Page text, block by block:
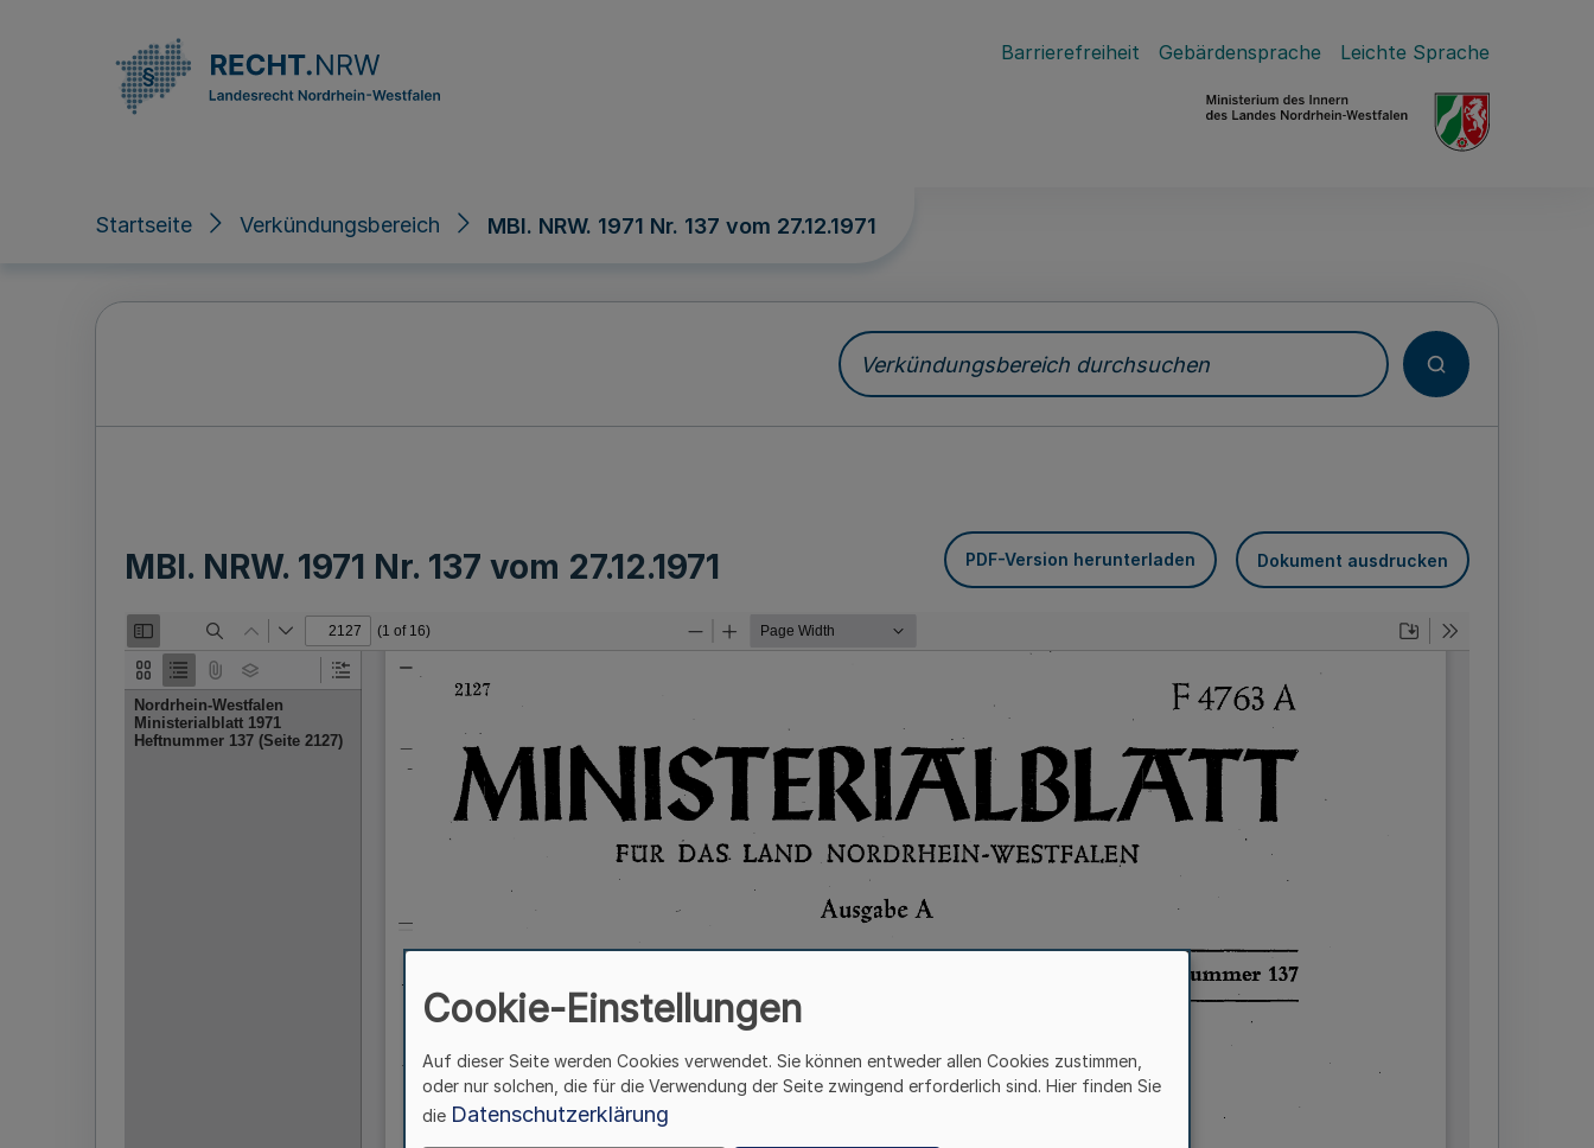
Barrierefreiheit Gebärdensprache Leichte Sprache
Startseite Verkündungsbereich MBl. NRW. 1971 Nr. 137 vom 27.12.1971
Verkündungsbereich durchsuchen
MBl. NRW. 1971 Nr. 137 vom 27.12.1971 PDF-Version herunterladen Dokument ausdrucken
Cookie-Einstellungen
Auf dieser Seite werden Cookies verwendet. Sie können entweder allen Cookies zustimmen,
oder nur solchen, die für die Verwendung der Seite zwingend erforderlich sind. Hier finden Sie
die Datenschutzerklärung